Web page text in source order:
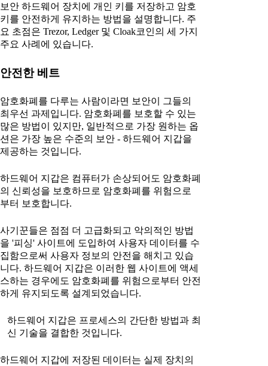
보안 하드웨어 장치에 개인 키를 저장하고 암호
키를 안전하게 유지하는 방법을 설명합니다. 주
요 초점은 Trezor, Ledger 및 Cloak코인의 세 가지
주요 사례에 있습니다.
안전한 베트
암호화폐를 다루는 사람이라면 보안이 그들의
최우선 과제입니다. 암호화폐를 보호할 수 있는
많은 방법이 있지만, 일반적으로 가장 원하는 옵
션은 가장 높은 수준의 보안 - 하드웨어 지갑을
제공하는 것입니다.
하드웨어 지갑은 컴퓨터가 손상되어도 암호화폐
의 신뢰성을 보호하므로 암호화폐를 위험으로
부터 보호합니다.
사기꾼들은 점점 더 고급화되고 악의적인 방법
을 '피싱' 사이트에 도입하여 사용자 데이터를 수
집함으로써 사용자 정보의 안전을 해치고 있습
니다. 하드웨어 지갑은 이러한 웹 사이트에 액세
스하는 경우에도 암호화폐를 위험으로부터 안전
하게 유지되도록 설계되었습니다.
하드웨어 지갑은 프로세스의 간단한 방법과 최
신 기술을 결합한 것입니다.
하드웨어 지갑에 저장된 데이터는 실제 장치의